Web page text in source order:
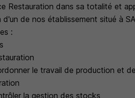
Restauration dans sa totalité et
de nos établissement situé à
:
le travail de production et
la gestion des stocks